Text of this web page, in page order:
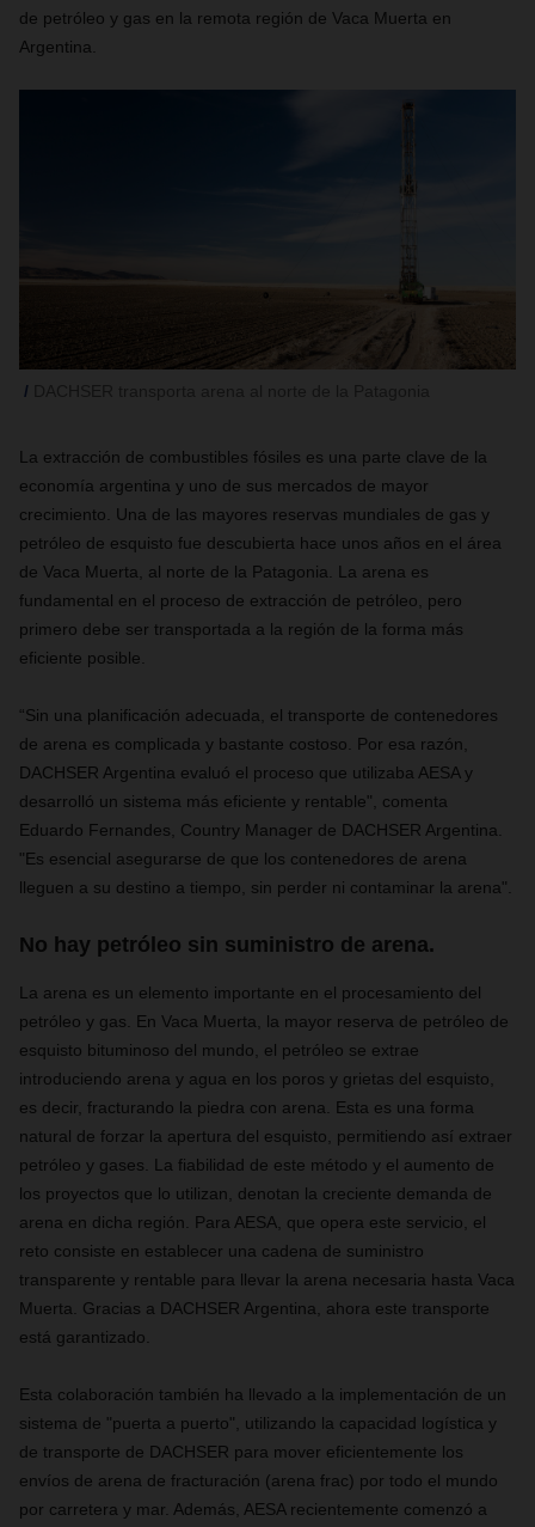
de petróleo y gas en la remota región de Vaca Muerta en
Argentina.
La extracción de combustibles fósiles es una parte clave de la
economía argentina y uno de sus mercados de mayor
crecimiento. Una de las mayores reservas mundiales de gas y
petróleo de esquisto fue descubierta hace unos años en el área
de Vaca Muerta, al norte de la Patagonia. La arena es
fundamental en el proceso de extracción de petróleo, pero
primero debe ser transportada a la región de la forma más
eficiente posible
“Sin una planificación adecuada, el transporte de contenedores
de arena es complicada y bastante costoso. Por esa razón
DACHSER Argentina evaluó el proceso que utilizaba AESA y
desarrolló un sistema más eficiente y rentable", comenta
Eduardo Fernandes, Country Manager de DACHSER Argentina.
"Es esencial asegurarse de que los contenedores de arena
lleguen a su destino a tiempo, sin perder ni contaminar la arena".
No hay petróleo sin suministro de arena.
La arena es un elemento importante en el procesamiento del
petróleo y gas. En Vaca Muerta, la mayor reserva de petróleo de
esquisto bituminoso del mundo, el petróleo se extrae
introduciendo arena y agua en los poros y grietas del esquisto,
es decir , fracturando la piedra con arena. Esta es una forma
natural de forzar la apertura del esquisto, permitiendo así extraer
petróleo y gases. La fiabilidad de este método y el aumento de
los proyectos que lo utilizan, denotan la creciente demanda de
arena en dicha región. Para AESA, que opera este servicio, el
reto consiste en establecer una cadena de suministro
transparente y rentable para llevar la arena necesaria hasta Vaca
Muerta. Gracias a DACHSER Argentina, ahora este transporte
está garantizado.
Esta colaboración también ha llevado a la implementación de un
sistema de "puerta a puerto", utilizando la capacidad logística y
de transporte de DACHSER para mover eficientemente los
envíos de arena de fracturación (arena frac) por todo el mundo
por carretera y mar. Además, AESA recientemente comenzó a